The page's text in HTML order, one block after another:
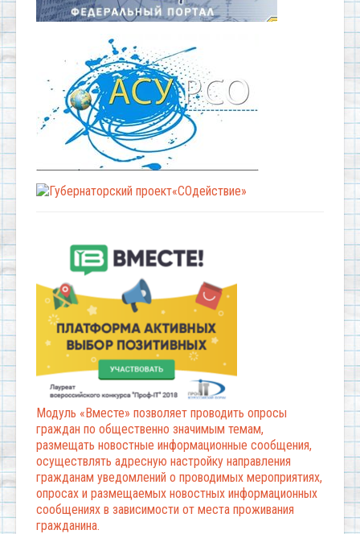
Модуль «Вместе» позволяет проводить опросы
граждан по общественно значимым темам,
размещать новостные информационные сообщения,
осуществлять адресную настройку направления
гражданам уведомлений о проводимых мероприятиях,
опросах и размещаемых новостных информационных
сообщениях в зависимости от места проживания
гражданина.